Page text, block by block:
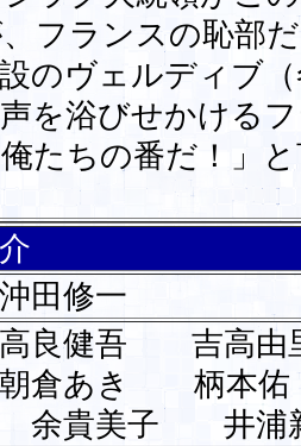
フランスの恥部
のヴェルディブ
を浴びせかける
たちの番だ！」
修一
良健吾 吉高
倉あき 柄本
子 井浦